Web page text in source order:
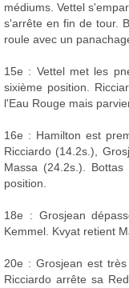
médiums. Vettel
s'arrête en fin de tour.
roule avec un
15e : Vettel met les
sixième position.
l'Eau Rouge mais
16e : Hamilton est
Ricciardo (14.2s.),
Massa (24.2s.).
position.
18e : Grosjean
Kemmel. Kvyat retient
20e : Grosjean est
Ricciardo arrête sa